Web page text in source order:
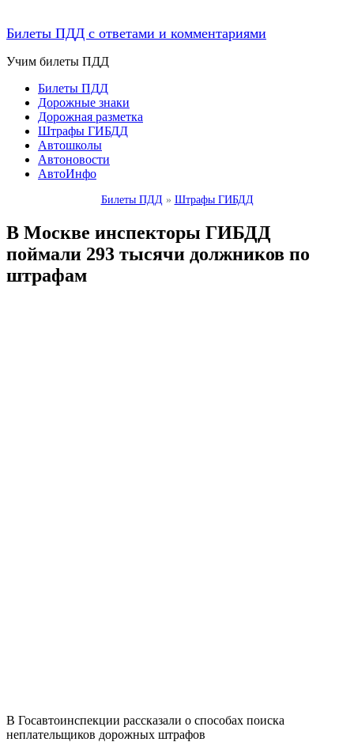
Билеты ПДД с ответами и комментариями
Учим билеты ПДД
Билеты ПДД
Дорожные знаки
Дорожная разметка
Штрафы ГИБДД
Автошколы
Автоновости
АвтоИнфо
Билеты ПДД » Штрафы ГИБДД
В Москве инспекторы ГИБДД
поймали 293 тысячи должников по
штрафам
В Госавтоинспекции рассказали о способах поиска
неплательщиков дорожных штрафов